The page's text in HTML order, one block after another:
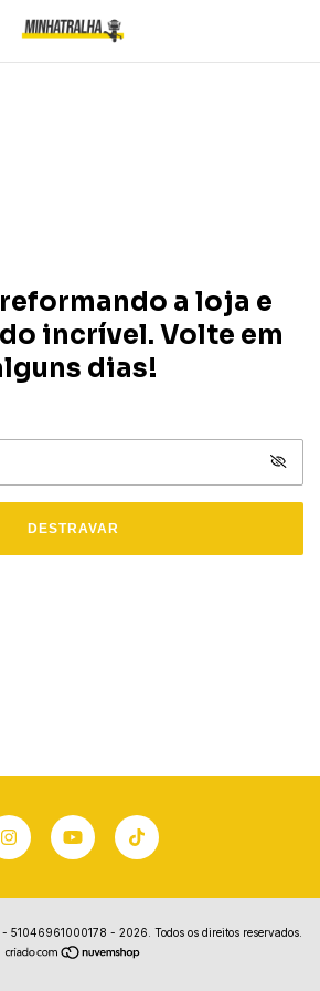
a loja e
incrível. Volte em
dias!
DESTRAVAR
- 2026. Todos os direitos reservados.